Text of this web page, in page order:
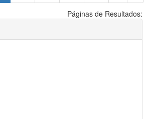
Páginas de Resultados: